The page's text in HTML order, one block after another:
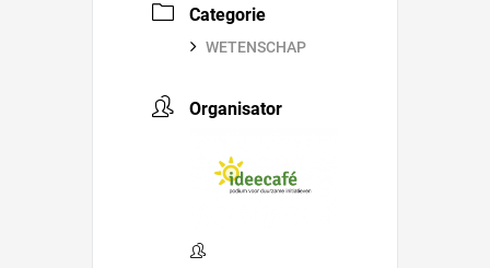
Categorie
WETENSCHAP
Organisator